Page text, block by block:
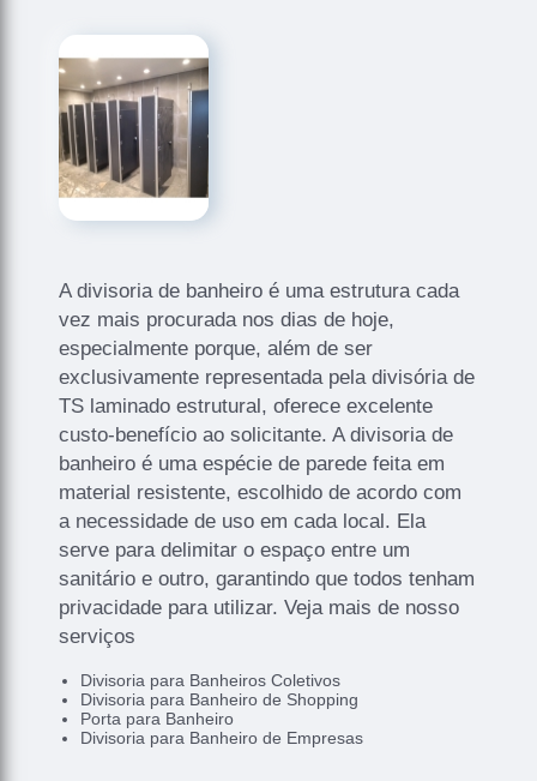
A divisoria de banheiro é uma estrutura cada
vez mais procurada nos dias de hoje,
especialmente porque, além de ser
exclusivamente representada pela divisória de
TS laminado estrutural, oferece excelente
custo-benefício ao solicitante. A divisoria de
banheiro é uma espécie de parede feita em
material resistente, escolhido de acordo com
a necessidade de uso em cada local. Ela
serve para delimitar o espaço entre um
sanitário e outro, garantindo que todos tenham
privacidade para utilizar. Veja mais de nosso
serviços
Divisoria para Banheiros Coletivos
Divisoria para Banheiro de Shopping
Porta para Banheiro
Divisoria para Banheiro de Empresas